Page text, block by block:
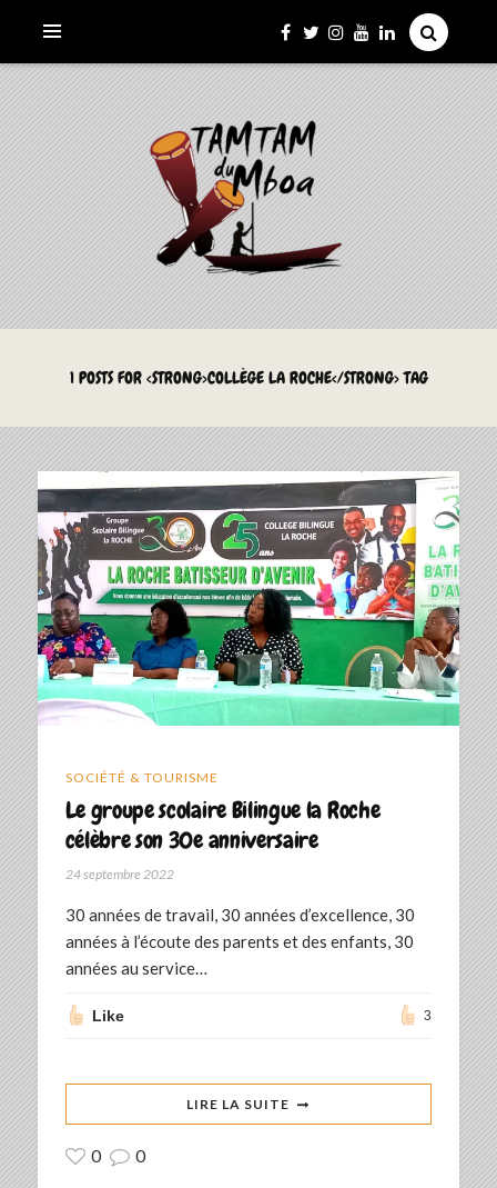
LE TAMTAM DU MBOA
La Culture du Mboa Dévoilée !
1 POSTS FOR <STRONG>COLLÈGE LA ROCHE</STRONG> TAG
SOCIÉTÉ & TOURISME
Le groupe scolaire Bilingue la Roche
célèbre son 30e anniversaire
24 septembre 2022
30 années de travail, 30 années d’excellence, 30
années à l’écoute des parents et des enfants, 30
années au service…
Like 3
LIRE LA SUITE
0 0